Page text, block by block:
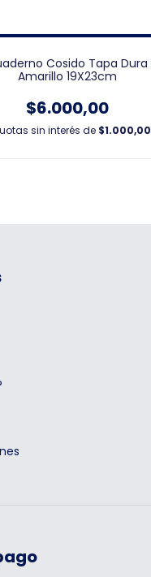
Cosido Tapa Dura
Amarillo 19X23cm
$6.000,00
sin interés de $1.000,00